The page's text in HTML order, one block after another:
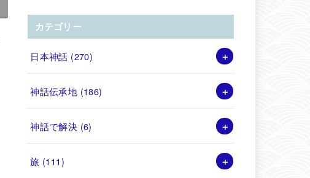
カテゴリー
日本神話 (270)
神話伝承地 (186)
神話で解決 (6)
旅 (111)